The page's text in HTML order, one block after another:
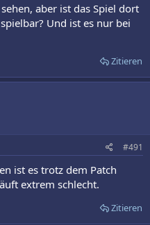
aber ist das Spiel dort
Und ist es nur bei
Zitieren
#491
ist es trotz dem Patch
extrem schlecht.
Zitieren